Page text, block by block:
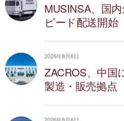
MUSINSA、国
ピード配送開始
2026年8月6日
ZACROS、中国
製造・販売拠点